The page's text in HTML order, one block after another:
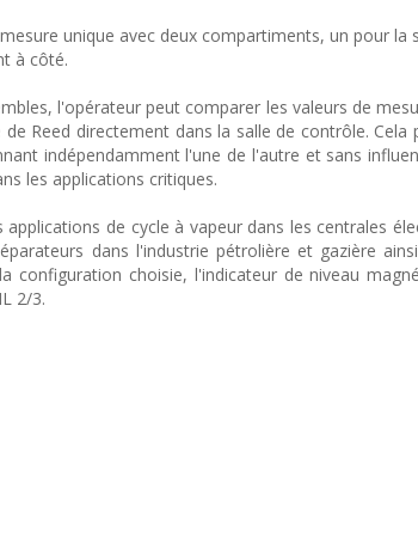
unique avec deux compartiments, un pour
à côté.
l'opérateur peut comparer les valeurs de
Reed directement dans la salle de contrôle. Cela
indépendamment l'une de l'autre et sans
les applications critiques.
de cycle à vapeur dans les centrales
dans l'industrie pétrolière et gazière
configuration choisie, l'indicateur de niveau
2/3.